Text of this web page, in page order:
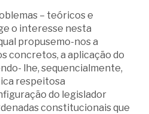
– teóricos e
o interesse nesta
propusemo-nos a
concretos, a aplicação do
lhe, sequencialmente,
respeitosa
do legislador
constitucionais que